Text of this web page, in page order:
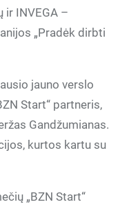
ir INVEGA –
„Pradėk dirbti
jauno verslo
Start“ partneris,
Gandžumianas.
kurtos kartu su
„BZN Start“